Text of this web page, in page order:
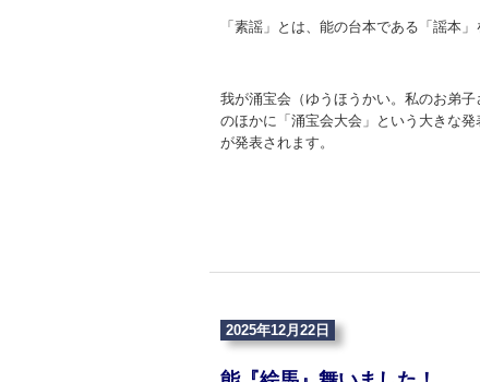
「素謡」とは、能の台本である「謡本
我が涌宝会（ゆうほうかい。私のお弟
のほかに「涌宝会大会」という大きな
が発表されます。
2025年12月22日